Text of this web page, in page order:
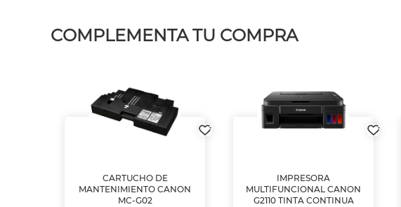
COMPLEMENTA TU COMPRA
CARTUCHO DE
MANTENIMIENTO CANON
MC-G02
IMPRESORA
MULTIFUNCIONAL CANON
G2110 TINTA CONTINUA